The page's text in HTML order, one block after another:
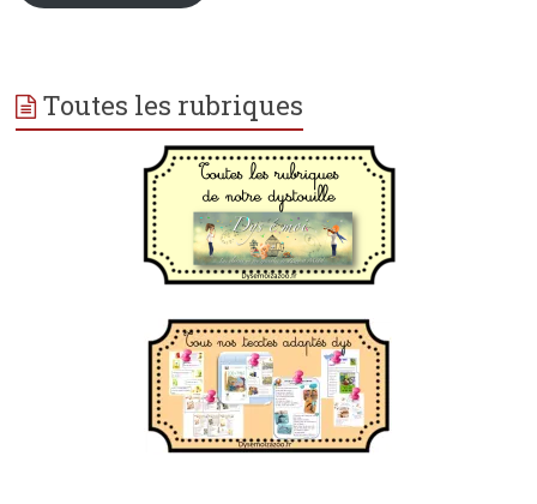
Toutes les rubriques